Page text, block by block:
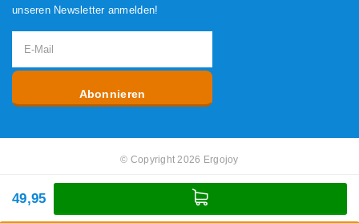
49,95
unseren Newsletter anmelden!
Abonnieren
© Copyright 2026 Ergojoy